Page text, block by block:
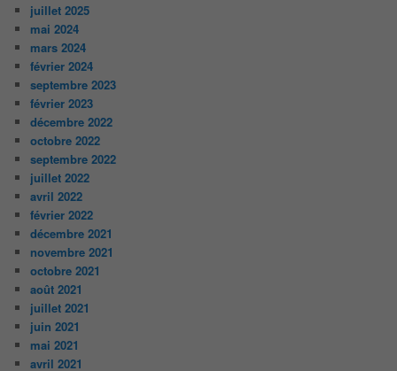
juillet 2025
mai 2024
mars 2024
février 2024
septembre 2023
février 2023
décembre 2022
octobre 2022
septembre 2022
juillet 2022
avril 2022
février 2022
décembre 2021
novembre 2021
octobre 2021
août 2021
juillet 2021
juin 2021
mai 2021
avril 2021